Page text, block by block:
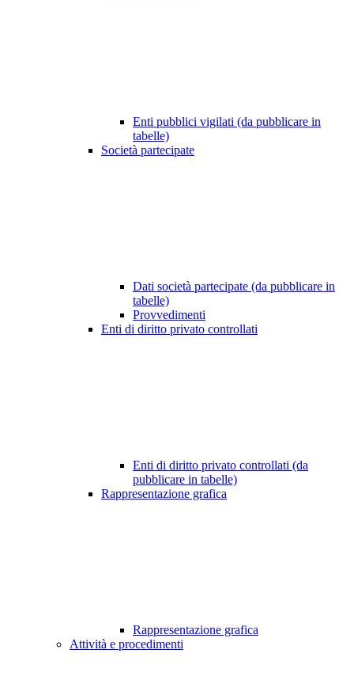
Enti pubblici vigilati (da pubblicare in
tabelle)
Società partecipate
Dati società partecipate (da pubblicare in
tabelle)
Provvedimenti
Enti di diritto privato controllati
Enti di diritto privato controllati (da
pubblicare in tabelle)
Rappresentazione grafica
Rappresentazione grafica
Attività e procedimenti